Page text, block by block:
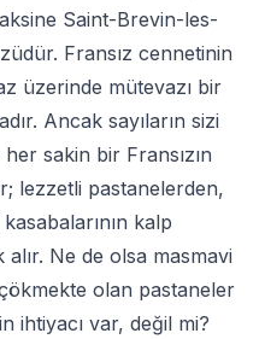
Saint-Brevin-les-
Fransız cennetinin
üzerinde mütevazı bir
Ancak sayıların sizi
sakin bir Fransızın
lezzetli pastanelerden,
kalp
Ne de olsa masmavi
olan pastaneler
ihtiyacı var, değil mi?